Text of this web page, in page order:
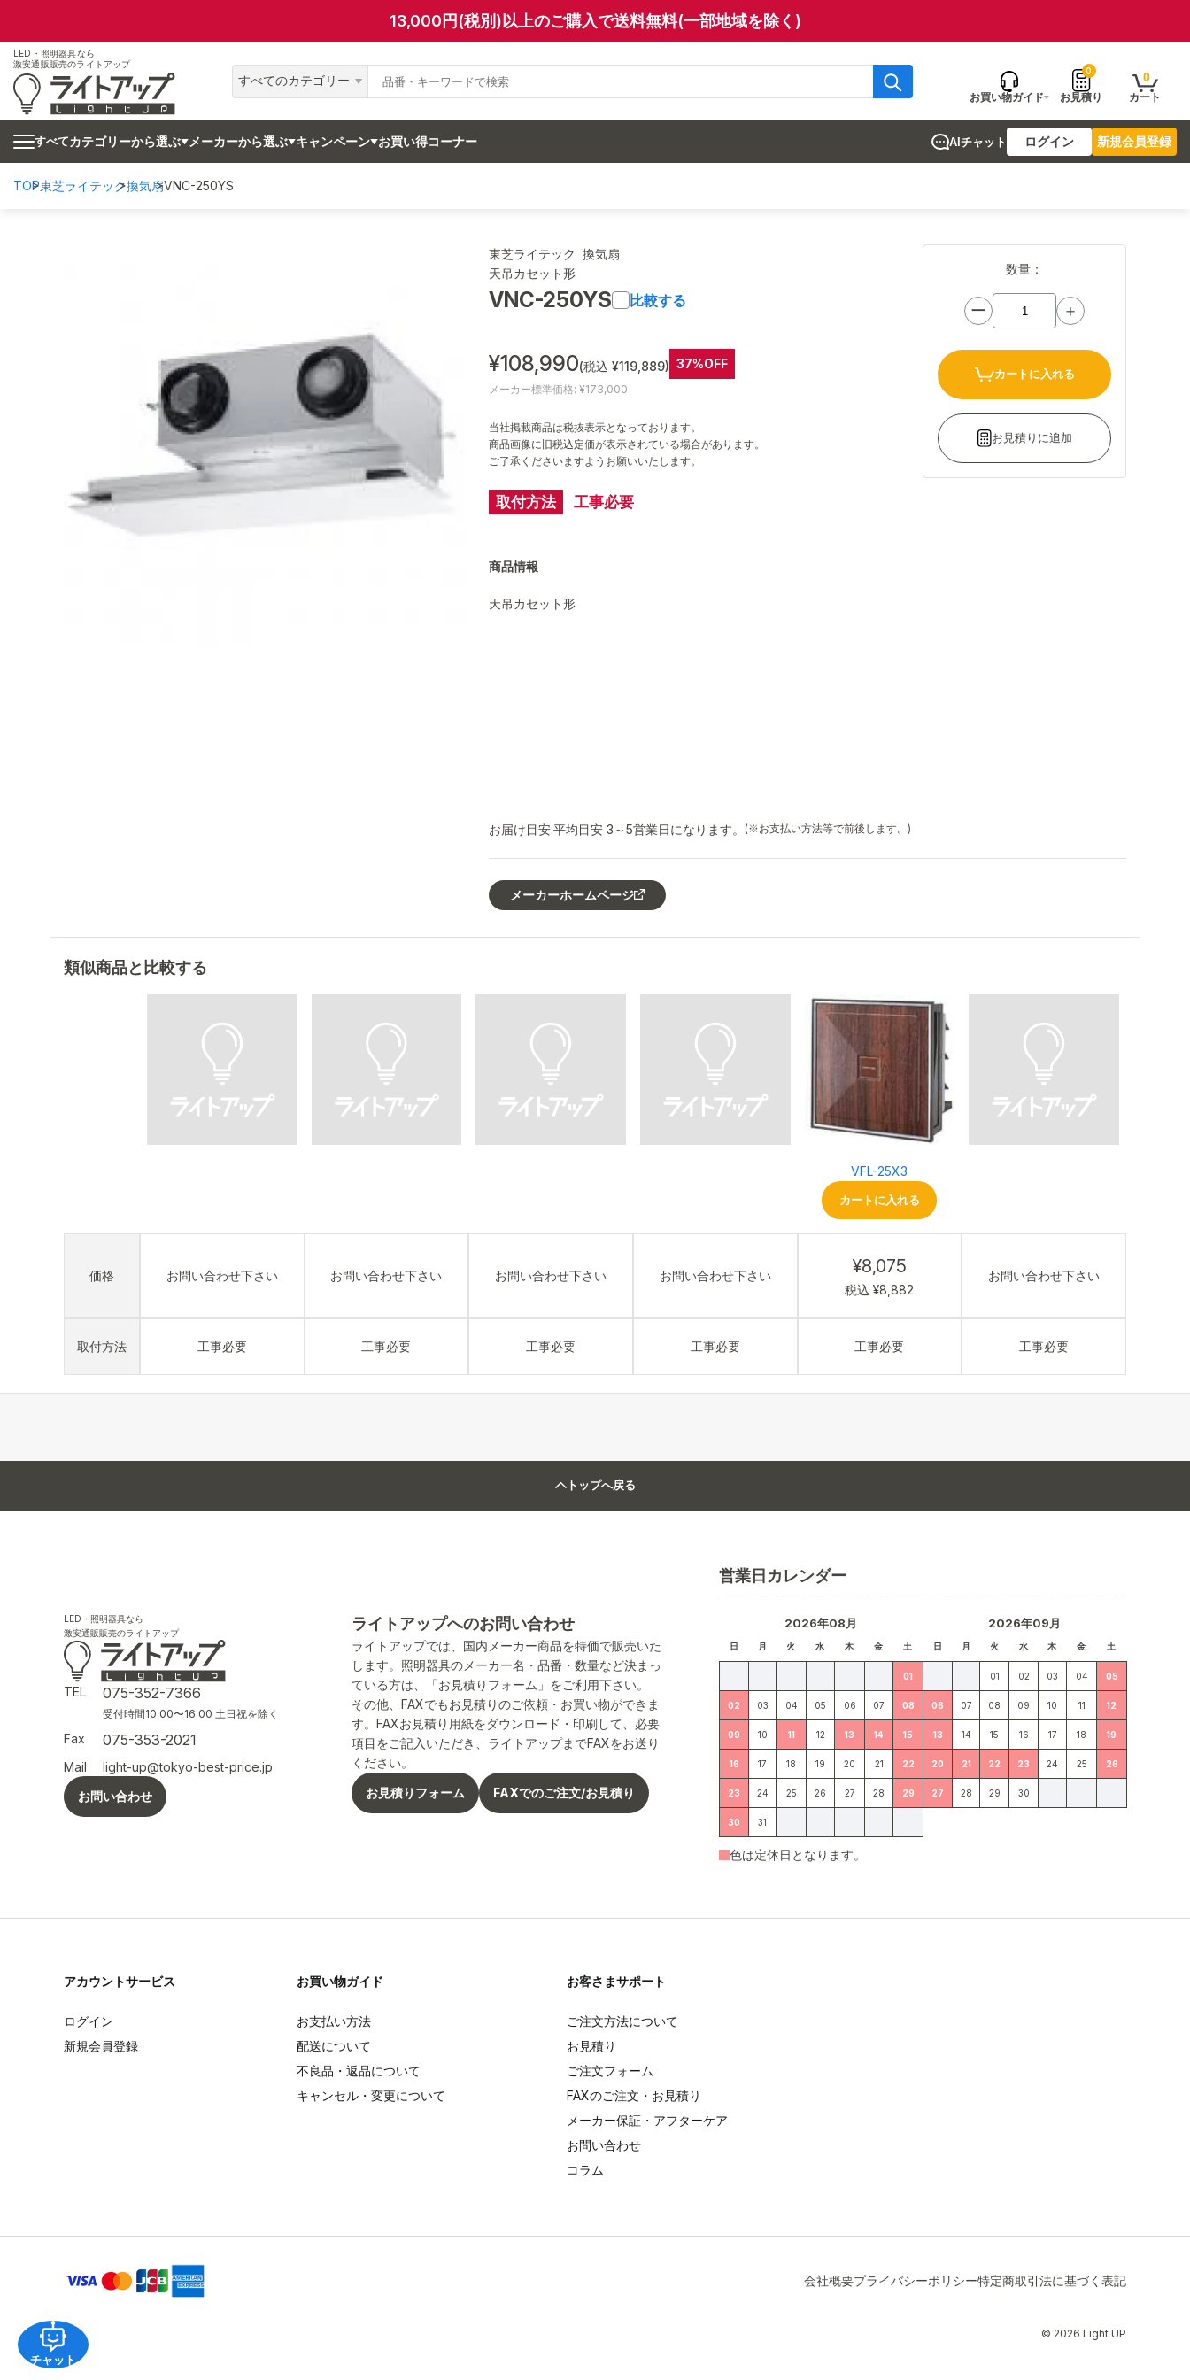
13,000円(税別)以上のご購入で送料無料(一部地域を除く)
LED・照明器具なら
激安通販販売のライトアップ
すべてのカテゴリー
お買い物ガイド
0
お見積り
0
カート
すべてカテゴリーから選ぶ メーカーから選ぶ キャンペーン お買い得コーナー AIチャット ログイン 新規会員登録
TOP東芝ライテック換気扇VNC-250YS
東芝ライテック 換気扇
天吊カセット形
VNC-250YS 比較する
¥108,990(税込 ¥119,889) 37%OFF
メーカー標準価格: ¥173,000
当社掲載商品は税抜表示となっております。
商品画像に旧税込定価が表示されている場合があります。
ご了承くださいますようお願いいたします。
取付方法 工事必要
数量：
ー ＋
カートに入れる
お見積りに追加
お届け目安:平均目安 3～5営業日になります。 (※お支払い方法等で前後します。)
商品情報
天吊カセット形
メーカーホームページ
類似商品と比較する
価格
取付方法
お問い合わせ下さい
工事必要
お問い合わせ下さい
工事必要
お問い合わせ下さい
工事必要
お問い合わせ下さい
工事必要
VFL-25X3
カートに入れる
¥8,075
税込 ¥8,882
工事必要
お問い合わせ下さい
工事必要
チャット
トップへ戻る
LED・照明器具なら
激安通販販売のライトアップ
TEL 075-352-7366
受付時間10:00〜16:00 土日祝を除く
Fax 075-353-2021
Mail
light-up@tokyo-best-price.jp
お問い合わせ
ライトアップへのお問い合わせ
ライトアップでは、国内メーカー商品を特価で販売いた
します。照明器具のメーカー名・品番・数量など決まっ
ている方は、「お見積りフォーム」をご利用下さい。
その他、FAXでもお見積りのご依頼・お買い物ができま
す。FAXお見積り用紙をダウンロード・印刷して、必要
項目をご記入いただき、ライトアップまでFAXをお送り
ください。
お見積りフォーム
FAXでのご注文/お見積り
営業日カレンダー
2026年08月
日 月 火 水 木 金 土
01
02 03 04 05 06 07 08
09 10 11 12 13 14 15
16 17 18 19 20 21 22
23 24 25 26 27 28 29
30 31
2026年09月
日 月 火 水 木 金 土
01 02 03 04 05
06 07 08 09 10 11 12
13 14 15 16 17 18 19
20 21 22 23 24 25 26
27 28 29 30
色は定休日となります。
アカウントサービス
ログイン
新規会員登録
お買い物ガイド
お支払い方法
配送について
不良品・返品について
キャンセル・変更について
お客さまサポート
ご注文方法について
お見積り
ご注文フォーム
FAXのご注文・お見積り
メーカー保証・アフターケア
お問い合わせ
コラム
会社概要プライバシーポリシー特定商取引法に基づく表記
© 2026 Light UP